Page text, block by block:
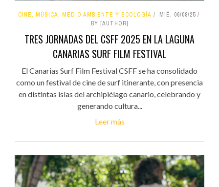
CINE, MÚSICA, MEDIO AMBIENTE Y ECOLOGÍA
MIÉ, 06/08/25
BY [AUTHOR]
TRES JORNADAS DEL CSFF 2025 EN LA LAGUNA
CANARIAS SURF FILM FESTIVAL
El Canarias Surf Film Festival CSFF se ha consolidado
como un festival de cine de surf itinerante, con presencia
en distintas islas del archipiélago canario, celebrando y
generando cultura...
Leer más